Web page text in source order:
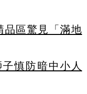
品區驚見「滿地
慎防暗中小人